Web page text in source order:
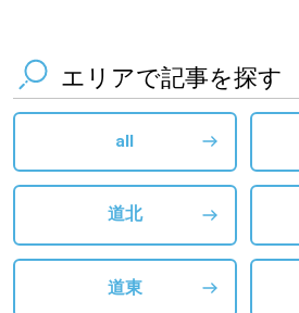
エリアで記事を探す
all
道北
道東